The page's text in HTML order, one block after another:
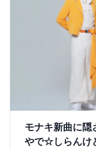
モナキ新曲に
やで☆しらんけ